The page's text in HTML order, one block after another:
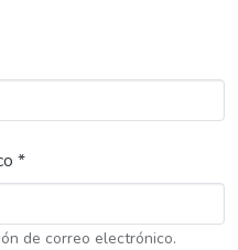
*
de correo electrónico.